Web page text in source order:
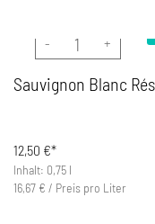
Sauvignon Blanc
Sauvignon Blanc
12,50 €*
Inhalt: 0,75 l
16,67 € / Preis pro Liter